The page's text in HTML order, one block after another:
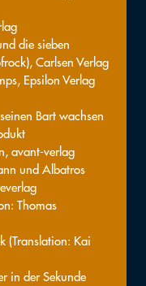
die sieben
Carlsen Verlag
Epsilon Verlag
Bart wachsen
avant-verlag
und Albatros
Thomas
(Translation: Kai
in der Sekunde